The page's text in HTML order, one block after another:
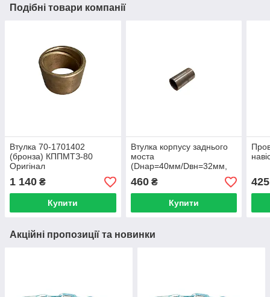
Подібні товари компанії
Втулка 70-1701402
(бронза) КППМТЗ-80
Оригінал
1 140 ₴
Купити
Втулка корпусу заднього
моста
(Dнар=40мм/Dвн=32мм,
L=72мм) МТЗ-80, 82, 892
Оригінал
460₴
Купити
425
Акційні пропозиції та новинки